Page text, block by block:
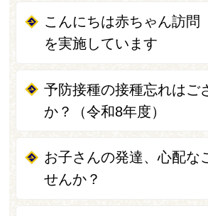
こんにちは赤ちゃん訪問
を実施しています
予防接種の接種忘れはご
か？（令和8年度）
お子さんの発達、心配な
せんか？